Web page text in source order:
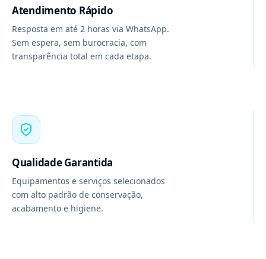
Atendimento Rápido
Resposta em até 2 horas via WhatsApp.
Sem espera, sem burocracia, com
transparência total em cada etapa.
Qualidade Garantida
Equipamentos e serviços selecionados
com alto padrão de conservação,
acabamento e higiene.